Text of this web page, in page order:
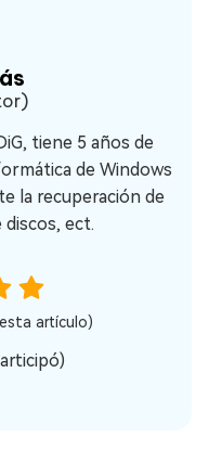
tiene 5 años de
de Windows
la recuperación de
ect.
artículo)